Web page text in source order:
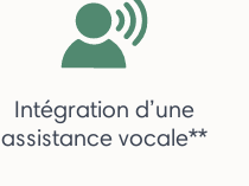
Intégration d’une
assistance vocale**